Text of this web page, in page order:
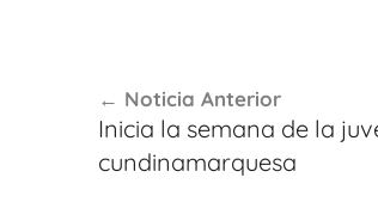
de
entradas
Noticia Anterior
Inicia la semana de la
cundinamarquesa